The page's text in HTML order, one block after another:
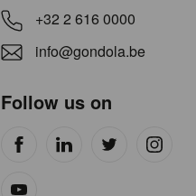
+32 2 616 0000
info@gondola.be
Follow us on